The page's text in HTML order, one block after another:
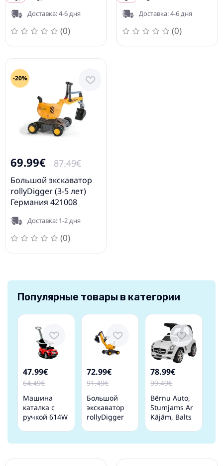
Доставка: 4-6 дня
(0)
Доставка: 4-6 дня
(0)
-20%
69.99€ 87.49€
Большой экскаватор
rollyDigger (3-5 лет)
Германия 421008
Доставка: 1-2 дня
(0)
Популярные товары в категории
47.99€
64.49€
Машина
каталка с
ручкой 614W
72.99€
91.49€
Большой
экскаватор
rollyDigger
Германия
78.99€
99.49€
Bērnu Auto,
Stumjams Ar
Kājām, Balts